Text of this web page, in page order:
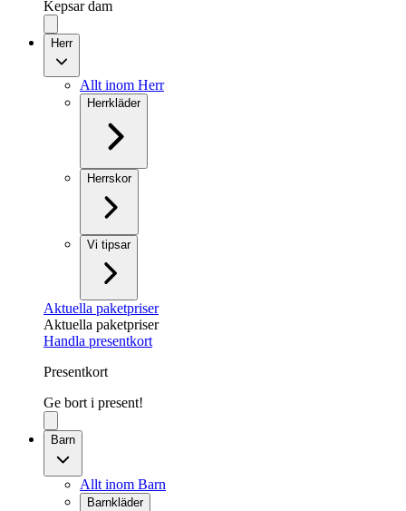
Kepsar dam
Herr
Allt inom Herr
Herrkläder
Herrskor
Vi tipsar
Aktuella paketpriser
Aktuella paketpriser
Handla presentkort
Presentkort
Ge bort i present!
Barn
Allt inom Barn
Barnkläder